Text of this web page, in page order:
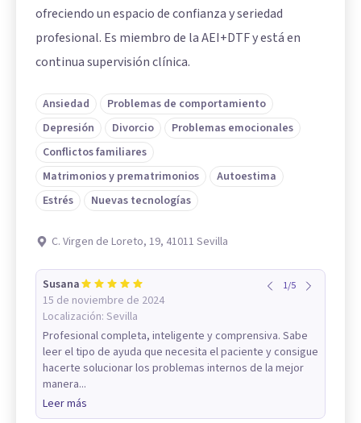
ofreciendo un espacio de confianza y seriedad
profesional. Es miembro de la AEI+DTF y está en
continua supervisión clínica.
Ansiedad
Problemas de comportamiento
Depresión
Divorcio
Problemas emocionales
Conflictos familiares
Matrimonios y prematrimonios
Autoestima
Estrés
Nuevas tecnologías
C. Virgen de Loreto, 19, 41011 Sevilla
Susana
15 de noviembre de 2024
Localización: Sevilla
1/5
Profesional completa, inteligente y comprensiva. Sabe
leer el tipo de ayuda que necesita el paciente y consigue
hacerte solucionar los problemas internos de la mejor
manera...
Leer más